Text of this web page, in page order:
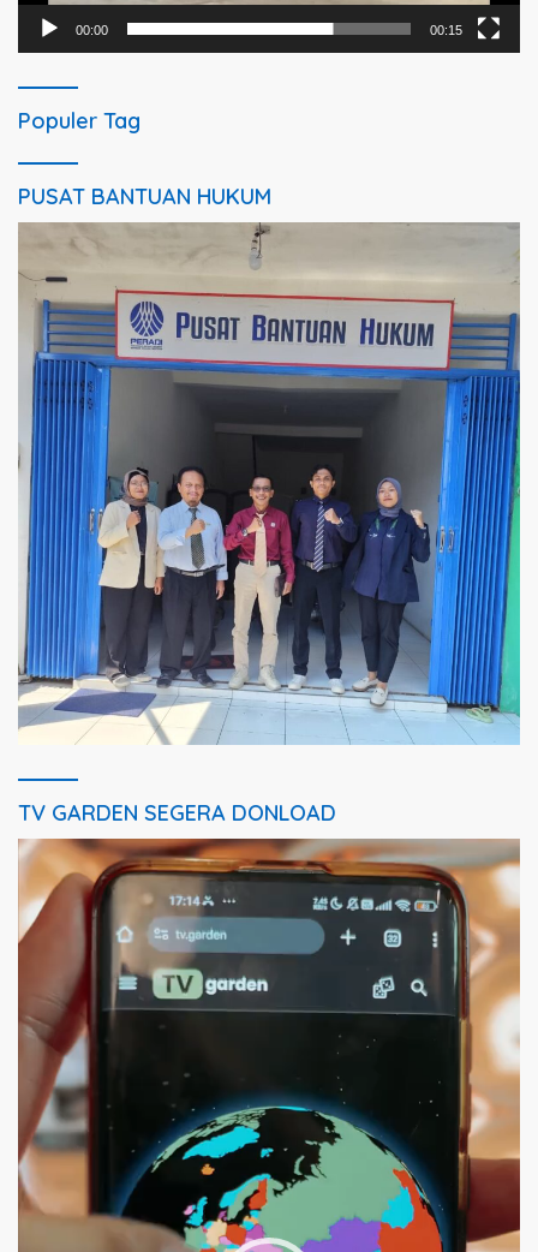
00:00 00:15
Populer Tag
PUSAT BANTUAN HUKUM
TV GARDEN SEGERA DONLOAD
Pemutar
Video